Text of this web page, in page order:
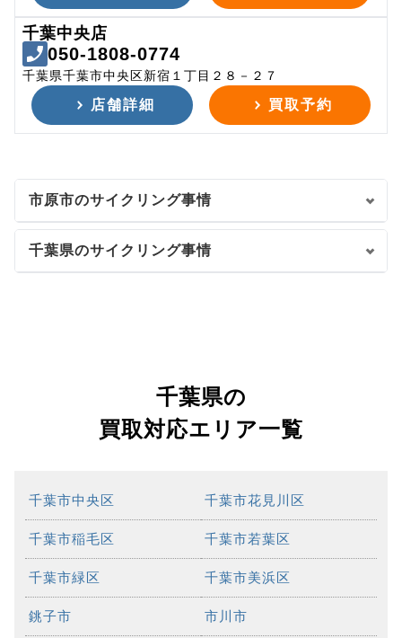
千葉中央店
050-1808-0774
千葉県千葉市中央区新宿１丁目２８－２７
店舗詳細 買取予約
市原市のサイクリング事情
千葉県のサイクリング事情
千葉県の
買取対応エリア一覧
千葉市中央区 千葉市花見川区
千葉市稲毛区 千葉市若葉区
千葉市緑区 千葉市美浜区
銚子市 市川市